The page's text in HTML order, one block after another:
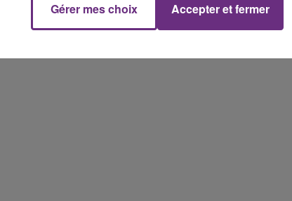
fermer ses portes.
19h00 - 19h15
Gérer mes choix Accepter et fermer